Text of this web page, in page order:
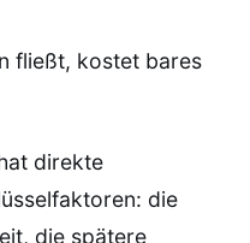
fließt, kostet bares
direkte
die
die spätere